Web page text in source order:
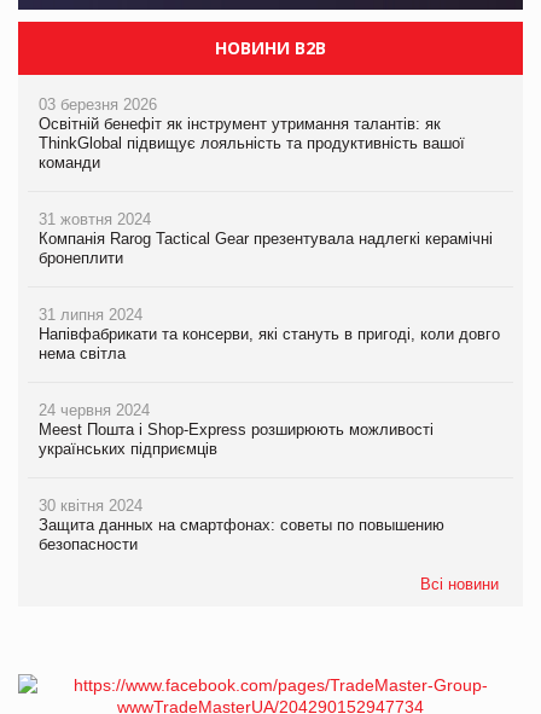
НОВИНИ B2B
03 березня 2026
Освітній бенефіт як інструмент утримання талантів: як
ThinkGlobal підвищує лояльність та продуктивність вашої
команди
31 жовтня 2024
Компанія Rarog Tactical Gear презентувала надлегкі керамічні
бронеплити
31 липня 2024
Напівфабрикати та консерви, які стануть в пригоді, коли довго
нема світла
24 червня 2024
Meest Пошта і Shop-Express розширюють можливості
українських підприємців
30 квітня 2024
Защита данных на смартфонах: советы по повышению
безопасности
Всі новини